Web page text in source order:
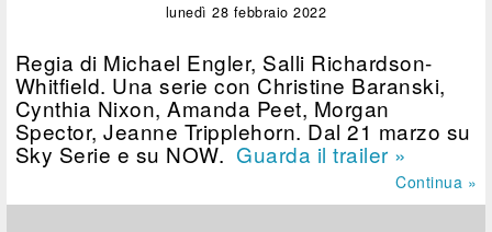
lunedì 28 febbraio 2022
Regia di Michael Engler, Salli Richardson-
Whitfield. Una serie con Christine Baranski,
Cynthia Nixon, Amanda Peet, Morgan
Spector, Jeanne Tripplehorn. Dal 21 marzo su
Sky Serie e su NOW. Guarda il trailer »
Continua »